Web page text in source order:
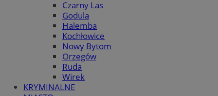
Czarny Las
Godula
Halemba
Kochłowice
Nowy Bytom
Orzegów
Ruda
Wirek
KRYMINALNE